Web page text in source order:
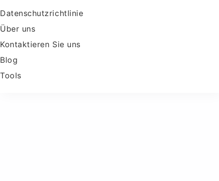
Datenschutzrichtlinie
Über uns
Kontaktieren Sie uns
Blog
Tools